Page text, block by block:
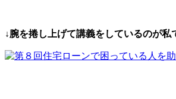
↓腕を捲し上げて講義をしているのが私